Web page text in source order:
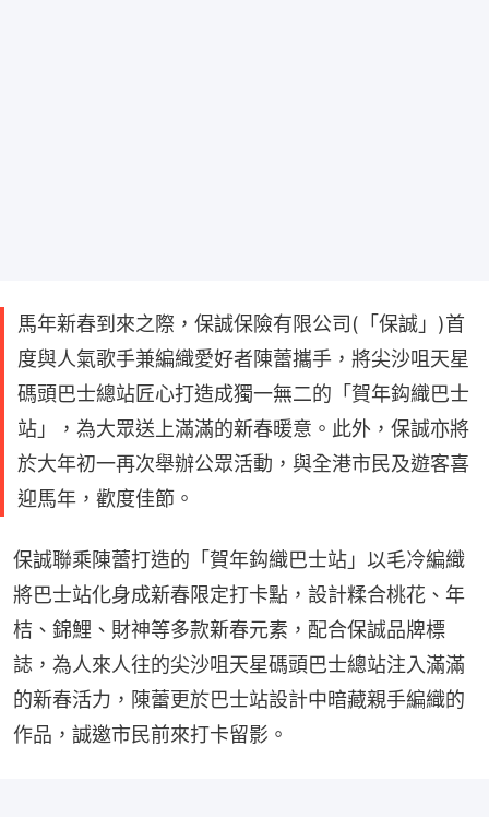
馬年新春到來之際，保誠保險有限公司(「保誠」)首
度與人氣歌手兼編織愛好者陳蕾攜手，將尖沙咀天星
碼頭巴士總站匠心打造成獨一無二的「賀年鈎織巴士
站」，為大眾送上滿滿的新春暖意。此外，保誠亦將
於大年初一再次舉辦公眾活動，與全港市民及遊客喜
迎馬年，歡度佳節。
保誠聯乘陳蕾打造的「賀年鈎織巴士站」以毛冷編織
將巴士站化身成新春限定打卡點，設計糅合桃花、年
桔、錦鯉、財神等多款新春元素，配合保誠品牌標
誌，為人來人往的尖沙咀天星碼頭巴士總站注入滿滿
的新春活力，陳蕾更於巴士站設計中暗藏親手編織的
作品，誠邀市民前來打卡留影。